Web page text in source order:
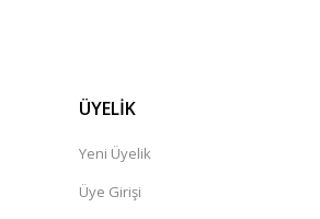
ÜYELİK
Yeni Üyelik
Üye Girişi